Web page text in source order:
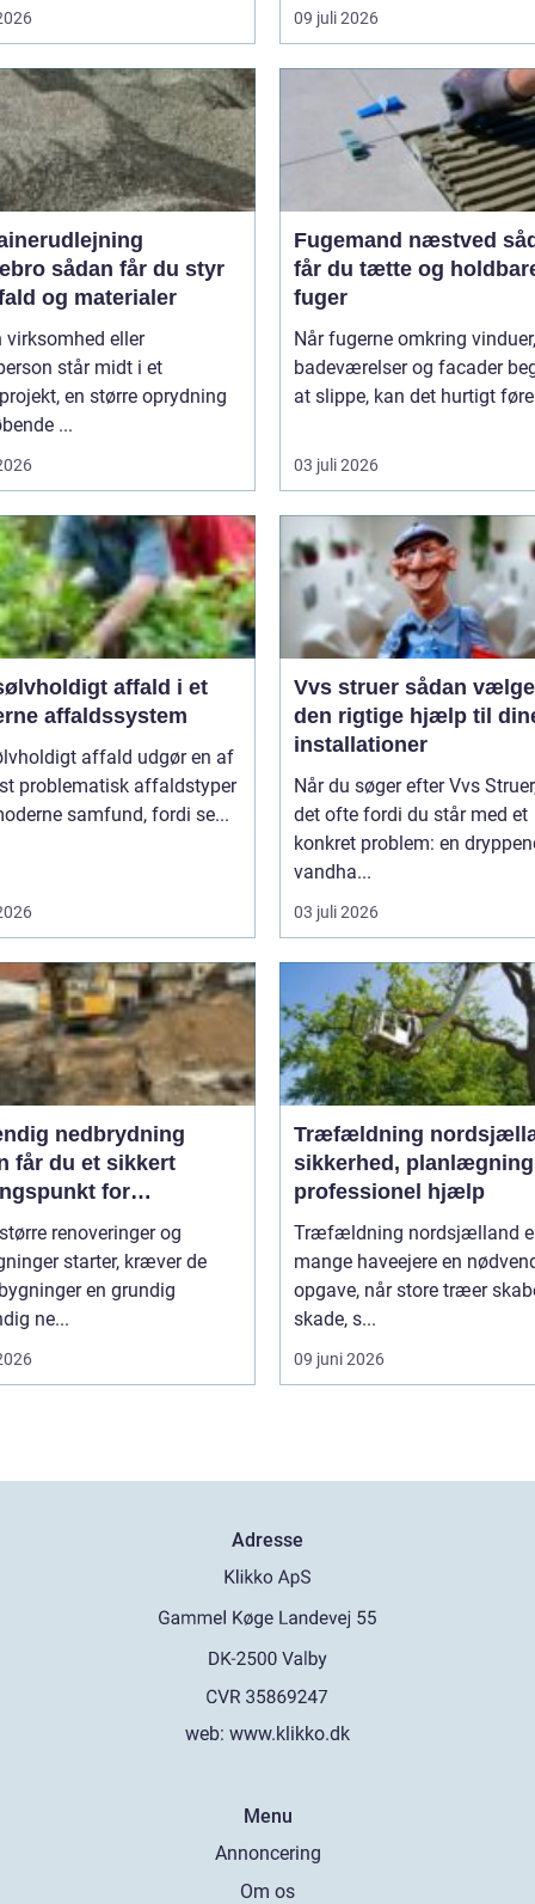
09 juli 2026
får du styr
og materialer
virksomhed eller
står midt i et
en større oprydning
...
Fugemand næstved sådan
får du tætte og
fuger
Når fugerne omkring
badeværelser og facader
at slippe, kan det hurtigt
03 juli 2026
affald i et
affaldssystem
affald udgør en af
problematisk affaldstyper
samfund, fordi se...
Vvs struer sådan vælger du
den rigtige hjælp til
installationer
Når du søger efter Vvs
det ofte fordi du står med et
konkret problem: en
vandha...
03 juli 2026
nedbrydning
får du et sikkert
for
renoveringer og
starter, kræver de
en grundig
ne...
Træfældning
sikkerhed,
professionel hjælp
Træfældning nordsjælland
mange haveejere en
opgave, når store træer
skade, s...
09 juni 2026
Adresse
web: www.klikko.dk
Menu
Annoncering
Om os